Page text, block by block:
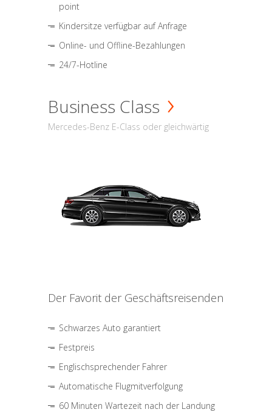
point
Kindersitze verfügbar auf Anfrage
Online- und Offline-Bezahlungen
24/7-Hotline
Business Class
Mercedes-Benz E-Class oder gleichwärtig
Der Favorit der Geschäftsreisenden
Schwarzes Auto garantiert
Festpreis
Englischsprechender Fahrer
Automatische Flugmitverfolgung
60 Minuten Wartezeit nach der Landung